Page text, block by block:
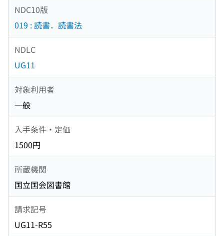
NDC10版
019 : 読書．読書法
NDLC
UG11
対象利用者
一般
入手条件・定価
1500円
所蔵機関
国立国会図書館
請求記号
UG11-R55